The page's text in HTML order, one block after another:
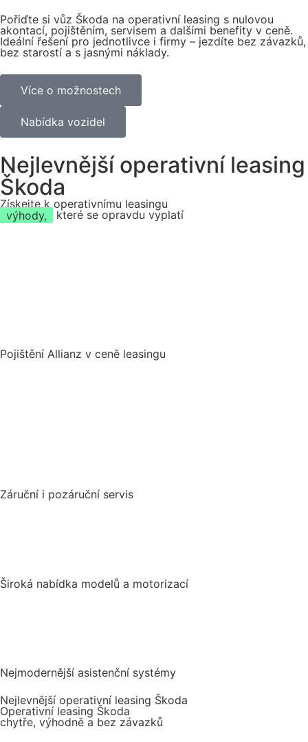
Pořiďte si vůz Škoda na operativní leasing s nulovou
akontací, pojištěním, servisem a dalšími benefity v ceně.
Ideální řešení pro jednotlivce i firmy – jezdíte bez závazků,
bez starostí a s jasnými náklady.
Více o možnostech
Nabídka vozidel
Nejlevnější operativní leasing
Škoda
Získejte k operativnímu leasingu
výhody,
které se opravdu vyplatí
Pojištění Allianz v ceně leasingu
Záruční i pozáruční servis
Široká nabídka modelů a motorizací
Nejmodernější asistenční systémy
Nejlevnější operativní leasing Škoda
Operativní leasing Škoda
chytře, výhodně a bez závazků